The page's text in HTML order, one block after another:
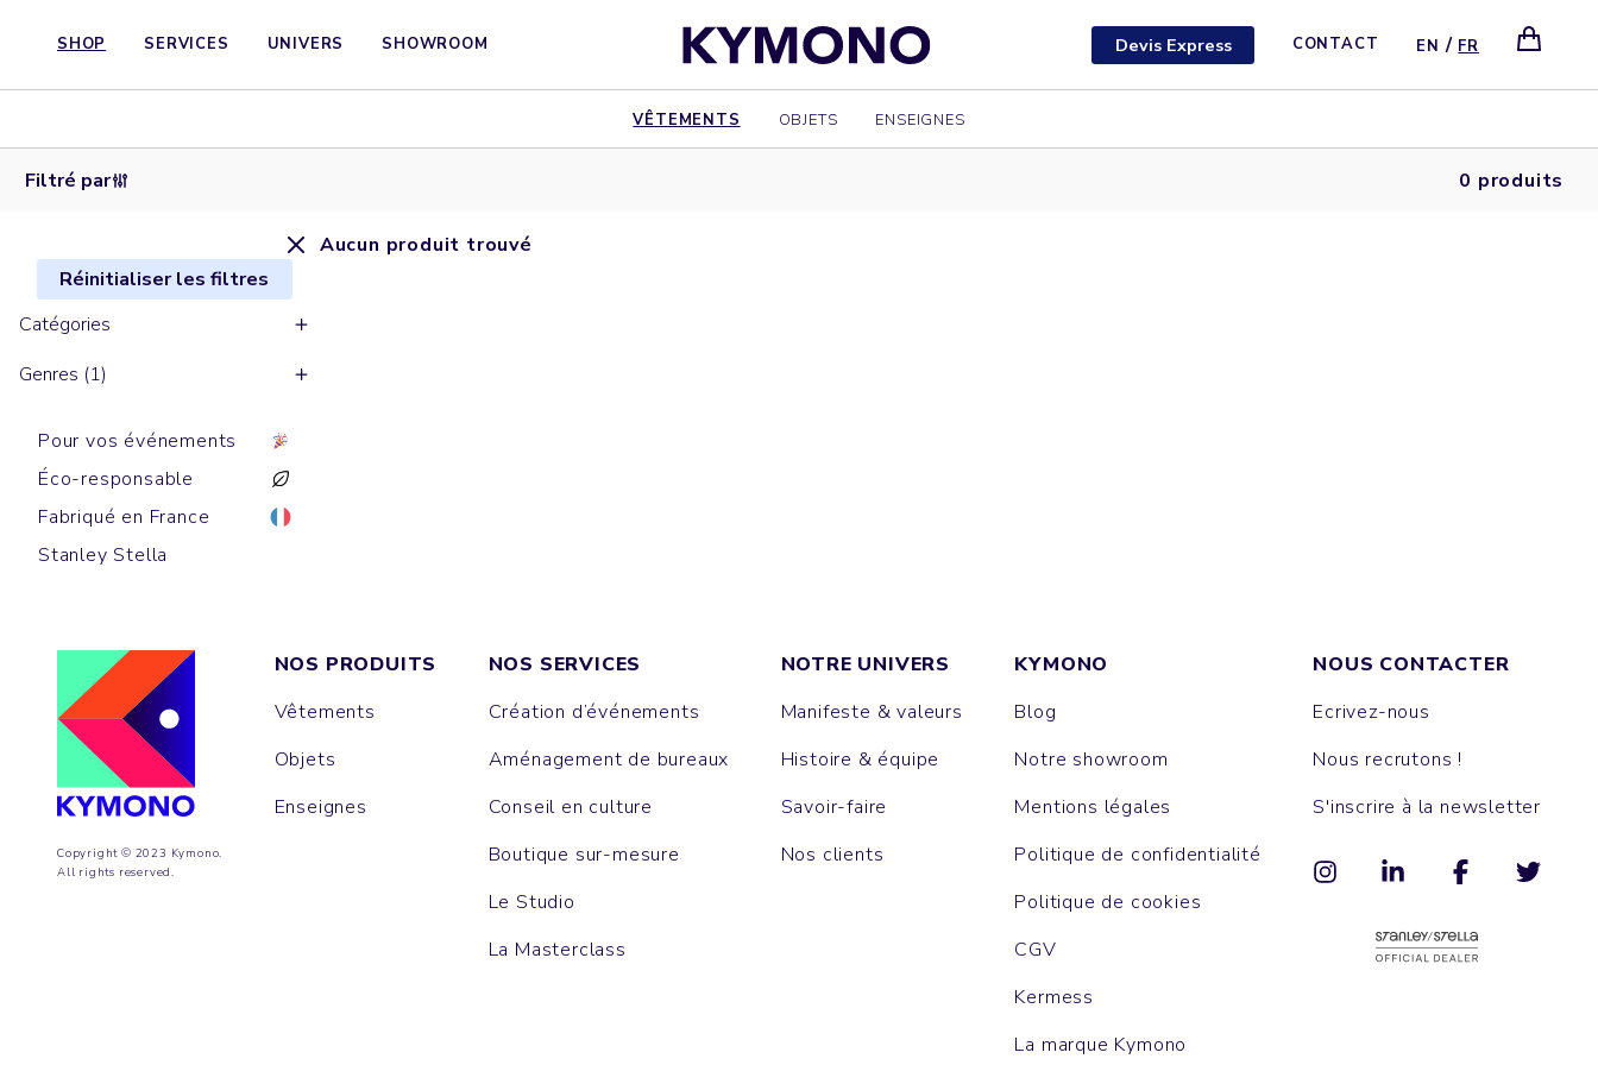
SHOP SERVICES UNIVERS SHOWROOM Devis Express CONTACT EN / FR
VÊTEMENTS OBJETS ENSEIGNES
Filtré par 0 produits
Réinitialiser les filtres
Catégories
Genres (1)
Pour vos événements
Éco-responsable
Fabriqué en France
Stanley Stella
Aucun produit trouvé
Copyright © 2023 Kymono.
All rights reserved.
NOS PRODUITS
Vêtements
Objets
Enseignes
NOS SERVICES
Création d’événements
Aménagement de bureaux
Conseil en culture
Boutique sur-mesure
Le Studio
La Masterclass
NOTRE UNIVERS
Manifeste & valeurs
Histoire & équipe
Savoir-faire
Nos clients
KYMONO
Blog
Notre showroom
Mentions légales
Politique de confidentialité
Politique de cookies
CGV
Kermess
La marque Kymono
NOUS CONTACTER
Ecrivez-nous
Nous recrutons !
S'inscrire à la newsletter